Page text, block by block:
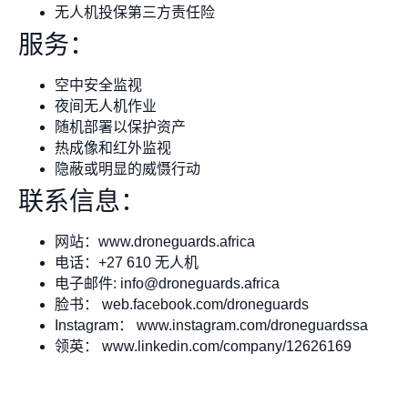
无人机投保第三方责任险
服务：
空中安全监视
夜间无人机作业
随机部署以保护资产
热成像和红外监视
隐蔽或明显的威慑行动
联系信息：
网站：www.droneguards.africa
电话：+27 610 无人机
电子邮件: info@droneguards.africa
脸书： web.facebook.com/droneguards
Instagram： www.instagram.com/droneguardssa
领英： www.linkedin.com/company/12626169